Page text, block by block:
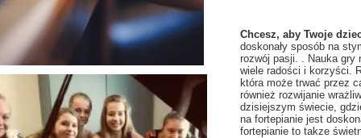
Chcesz, aby Twoje
doskonały sposób na
rozwój pasji. . Nauka gry
wiele radości i korzyści.
która może trwać przez
również rozwijanie
dzisiejszym świecie,
na fortepianie jest
fortepianie to takze